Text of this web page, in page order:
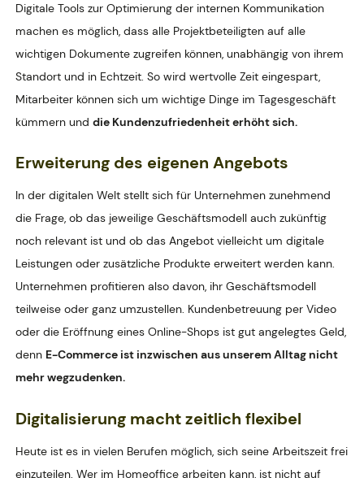
Digitale Tools zur Optimierung der internen Kommunikation
machen es möglich, dass alle Projektbeteiligten auf alle
wichtigen Dokumente zugreifen können, unabhängig von ihrem
Standort und in Echtzeit. So wird wertvolle Zeit eingespart,
Mitarbeiter können sich um wichtige Dinge im Tagesgeschäft
kümmern und die Kundenzufriedenheit erhöht sich.
Erweiterung des eigenen Angebots
In der digitalen Welt stellt sich für Unternehmen zunehmend
die Frage, ob das jeweilige Geschäftsmodell auch zukünftig
noch relevant ist und ob das Angebot vielleicht um digitale
Leistungen oder zusätzliche Produkte erweitert werden kann.
Unternehmen profitieren also davon, ihr Geschäftsmodell
teilweise oder ganz umzustellen. Kundenbetreuung per Video
oder die Eröffnung eines Online-Shops ist gut angelegtes Geld,
denn E-Commerce ist inzwischen aus unserem Alltag nicht
mehr wegzudenken.
Digitalisierung macht zeitlich flexibel
Heute ist es in vielen Berufen möglich, sich seine Arbeitszeit frei
einzuteilen. Wer im Homeoffice arbeiten kann, ist nicht auf